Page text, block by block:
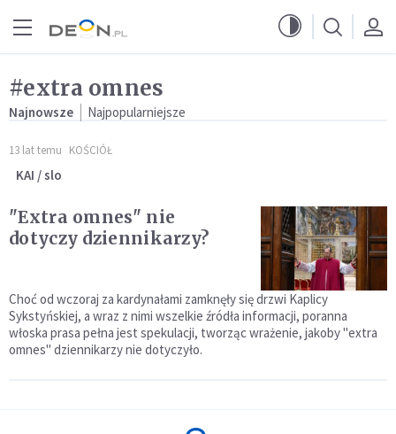
#extra omnes
Najnowsze Najpopularniejsze
13 lat temu KOŚCIÓŁ
KAI / slo
"Extra omnes" nie
dotyczy dziennikarzy?
Choć od wczoraj za kardynałami zamknęły się drzwi Kaplicy
Sykstyńskiej, a wraz z nimi wszelkie źródła informacji, poranna
włoska prasa pełna jest spekulacji, tworząc wrażenie, jakoby "extra
omnes" dziennikarzy nie dotyczyło.